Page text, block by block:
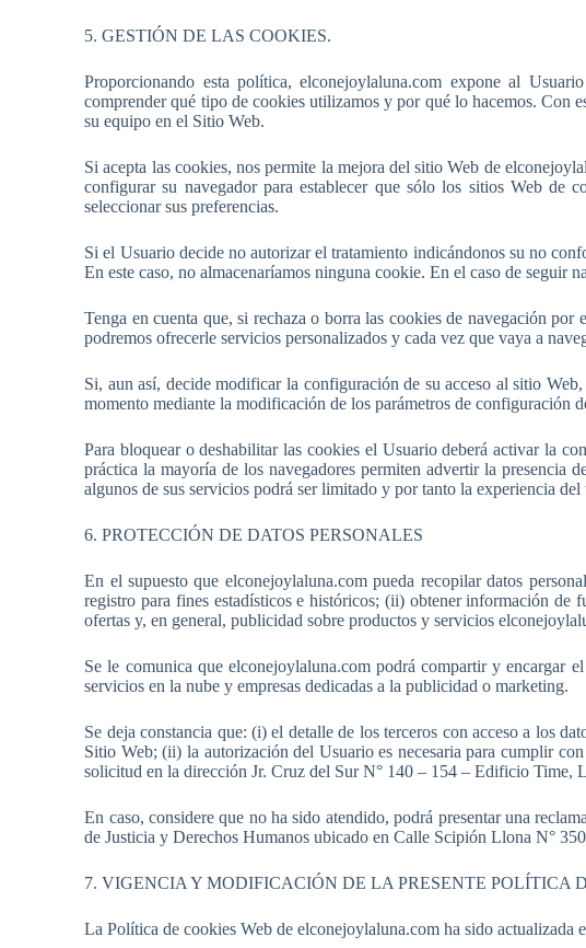
5. GESTIÓN DE LAS COOKIES.
Proporcionando esta política, elconejoylaluna.com expone al
comprender qué tipo de cookies utilizamos y por qué lo hacemos. Con
su equipo en el Sitio Web.
Si acepta las cookies, nos permite la mejora del sitio Web de
configurar su navegador para establecer que sólo los sitios Web de
seleccionar sus preferencias.
Si el Usuario decide no autorizar el tratamiento indicándonos su no
En este caso, no almacenaríamos ninguna cookie. En el caso de seguir
Tenga en cuenta que, si rechaza o borra las cookies de navegación
podremos ofrecerle servicios personalizados y cada vez que vaya a
Si, aun así, decide modificar la configuración de su acceso al sitio
momento mediante la modificación de los parámetros de configuración
Para bloquear o deshabilitar las cookies el Usuario deberá activar la
práctica la mayoría de los navegadores permiten advertir la presencia
algunos de sus servicios podrá ser limitado y por tanto la experiencia del
6. PROTECCIÓN DE DATOS PERSONALES
En el supuesto que elconejoylaluna.com pueda recopilar datos
registro para fines estadísticos e históricos; (ii) obtener información
ofertas y, en general, publicidad sobre productos y servicios
Se le comunica que elconejoylaluna.com podrá compartir y encargar
servicios en la nube y empresas dedicadas a la publicidad o marketing.
Se deja constancia que: (i) el detalle de los terceros con acceso a los
Sitio Web; (ii) la autorización del Usuario es necesaria para cumplir
solicitud en la dirección Jr. Cruz del Sur N° 140 – 154 – Edificio Time,
En caso, considere que no ha sido atendido, podrá presentar una
de Justicia y Derechos Humanos ubicado en Calle Scipión Llona N°
7. VIGENCIA Y MODIFICACIÓN DE LA PRESENTE POLÍTICA
La Política de cookies Web de elconejoylaluna.com ha sido actualizada